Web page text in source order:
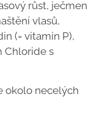
růst, ječmen
vlasů,
(= vitamin P),
Chloride s
okolo necelých